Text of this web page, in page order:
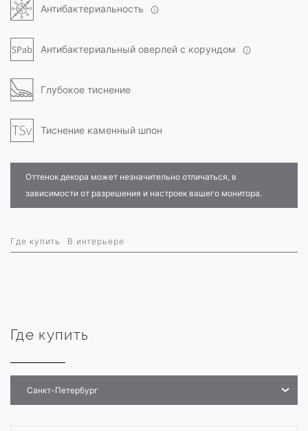
Антибактериальность
Антибактериальный оверлей с корундом
Глубокое тиснение
Тиснение каменный шпон
Оттенок декора может незначительно отличаться, в
зависимости от разрешения и настроек вашего монитора.
Где купить В интерьере
Где купить
Санкт-Петербург